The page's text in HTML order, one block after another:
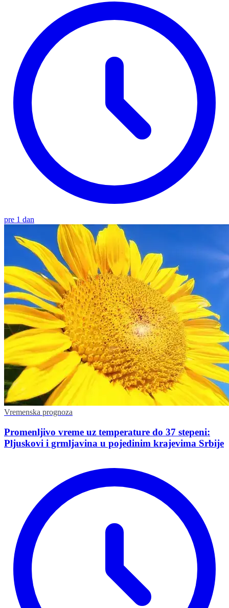
pre 1 dan
Vremenska prognoza
Promenljivo vreme uz temperature do 37 stepeni:
Pljuskovi i grmljavina u pojedinim krajevima Srbije